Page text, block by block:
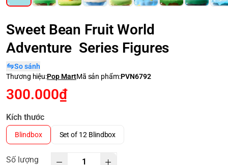
Sweet Bean Fruit World
Adventure Series Figures
So sánh
Thương hiệu:Pop MartMã sản phẩm:PVN6792
300.000₫
Kích thước
Blindbox Set of 12 Blindbox
Số lượng